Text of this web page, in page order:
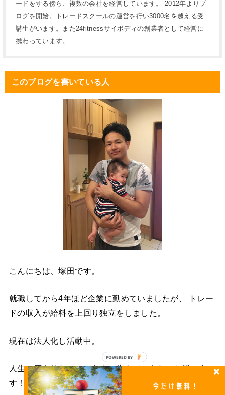
ードをする傍ら、複数の会社を経営しています。 2012年よりブ
ログを開始。トレードスクールの運営を行い3000名を越える受
講生がいます。また24fitnessサイボディの創業者として経営に
携わっています。
このブログを書いている人
こんにちは、塚田です。
就職してから4年ほど企業に勤めていましたが、 トレー
ドの収入が給料を上回り独立をしました。
現在は法人化し活動中。
人生一度きりなので、自由に生きていきたいと思いま
す！
POWERED
BY